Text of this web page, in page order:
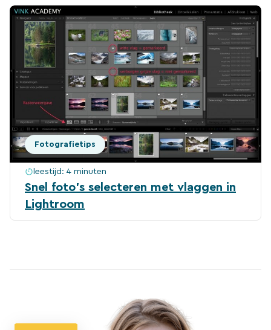
Fotografietips
leestijd: 4 minuten
Snel foto’s selecteren met vlaggen in
Lightroom